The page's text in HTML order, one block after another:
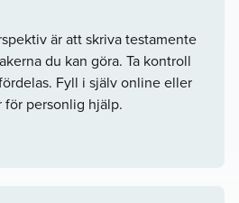
är att skriva testamente
du kan göra. Ta kontroll
Fyll i själv online eller
för personlig hjälp.